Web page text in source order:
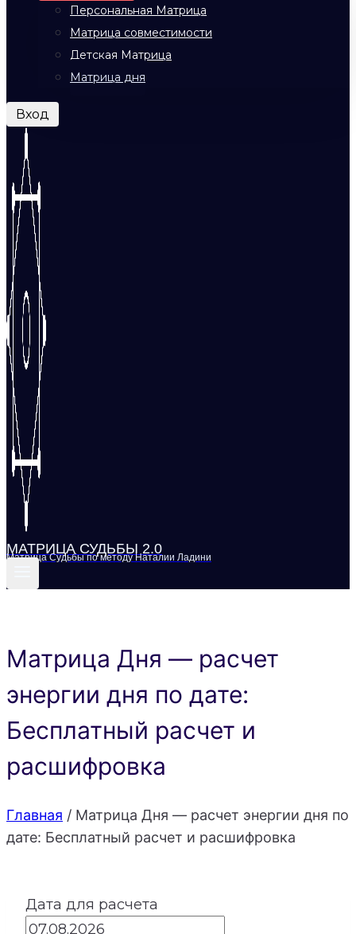
Персональная Матрица
Матрица совместимости
Детская Матрица
Матрица дня
Вход
МАТРИЦА СУДЬБЫ 2.0
Матрица Судьбы по методу Наталии Ладини
Матрица Дня — расчет
энергии дня по дате:
Бесплатный расчет и
расшифровка
Главная / Матрица Дня — расчет энергии дня по
дате: Бесплатный расчет и расшифровка
Дата для расчета